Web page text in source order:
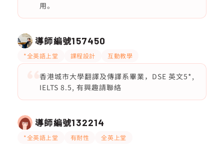
用。
導師編號157450
*全英語上堂 課程設計 互動教學
香港城市大學翻譯及傳譯系畢業，DSE 英文5*,
IELTS 8.5, 有興趣請聯絡
導師編號132214
*全英語上堂 有耐性 全英上堂